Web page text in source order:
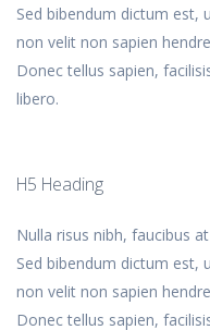
Sed bibendum dictum est,
non velit non sapien
Donec tellus sapien,
libero.
H5 Heading
Nulla risus nibh, faucibus
Sed bibendum dictum est,
non velit non sapien
Donec tellus sapien,